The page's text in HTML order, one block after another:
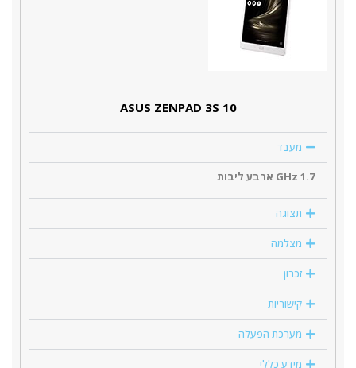
ASUS ZENPAD 3S 10
מעבד
1.7 GHz ארבע ליבות
תצוגה
מצלמה
זכרון
קישוריות
מערכת הפעלה
מידע כללי